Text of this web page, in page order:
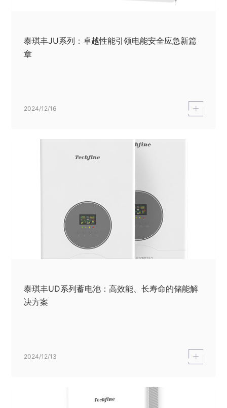
泰琪丰JU系列：卓越性能引领电能安全应急新篇
章
2024/12/16
泰琪丰UD系列蓄电池：高效能、长寿命的储能解
决方案
2024/12/13